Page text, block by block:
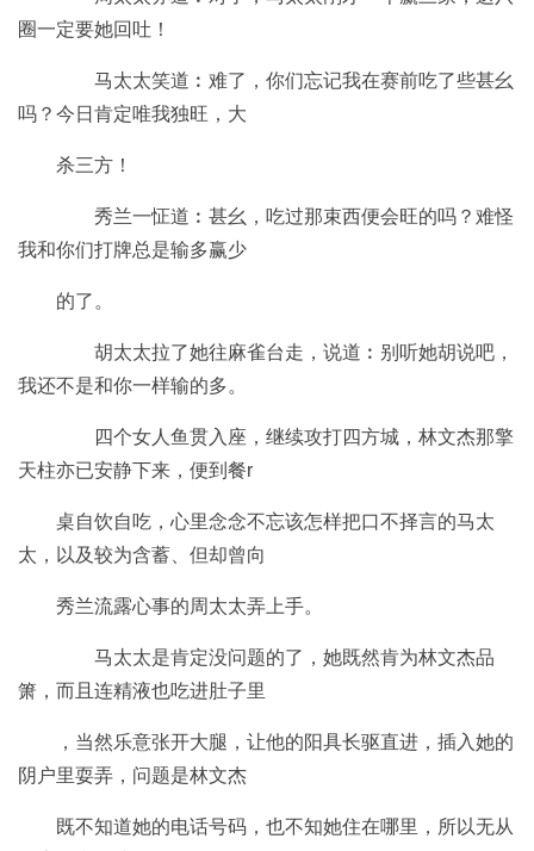
圈一定要她回吐！
马太太笑道︰难了，你们忘记我在赛前吃了些甚幺
吗？今日肯定唯我独旺，大
杀三方！
秀兰一怔道︰甚幺，吃过那束西便会旺的吗？难怪
我和你们打牌总是输多赢少
的了。
胡太太拉了她往麻雀台走，说道︰别听她胡说吧，
我还不是和你一样输的多。
四个女人鱼贯入座，继续攻打四方城，林文杰那擎
天柱亦已安静下来，便到餐r
桌自饮自吃，心里念念不忘该怎样把口不择言的马太
太，以及较为含蓄、但却曾向
秀兰流露心事的周太太弄上手。
马太太是肯定没问题的了，她既然肯为林文杰品
箫，而且连精液也吃进肚子里
，当然乐意张开大腿，让他的阳具长驱直进，插入她的
阴户里耍弄，问题是林文杰
既不知道她的电话号码，也不知她住在哪里，所以无从